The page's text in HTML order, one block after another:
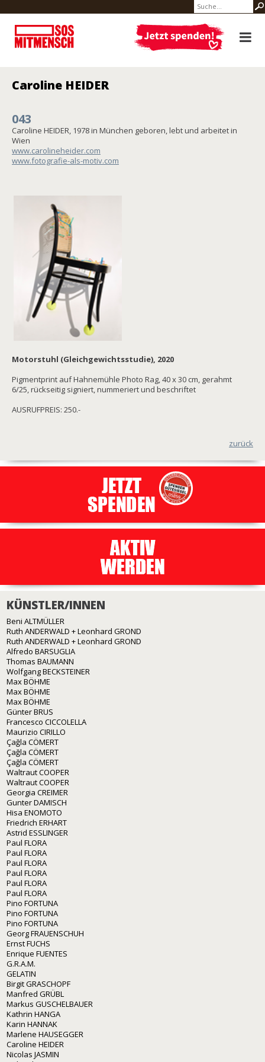
Caroline HEIDER
043
Caroline HEIDER, 1978 in München geboren, lebt und arbeitet in
Wien
www.carolineheider.com
www.fotografie-als-motiv.com
Motorstuhl (Gleichgewichtsstudie), 2020
Pigmentprint auf Hahnemühle Photo Rag, 40 x 30 cm, gerahmt
6/25, rückseitig signiert, nummeriert und beschriftet
AUSRUFPREIS: 250.-
zurück
KÜNSTLER/INNEN
Beni ALTMÜLLER
Ruth ANDERWALD + Leonhard GROND
Ruth ANDERWALD + Leonhard GROND
Alfredo BARSUGLIA
Thomas BAUMANN
Wolfgang BECKSTEINER
Max BÖHME
Max BÖHME
Max BÖHME
Günter BRUS
Francesco CICCOLELLA
Maurizio CIRILLO
Çağla CÖMERT
Çağla CÖMERT
Çağla CÖMERT
Waltraut COOPER
Waltraut COOPER
Georgia CREIMER
Gunter DAMISCH
Hisa ENOMOTO
Friedrich ERHART
Astrid ESSLINGER
Paul FLORA
Paul FLORA
Paul FLORA
Paul FLORA
Paul FLORA
Paul FLORA
Pino FORTUNA
Pino FORTUNA
Pino FORTUNA
Georg FRAUENSCHUH
Ernst FUCHS
Enrique FUENTES
G.R.A.M.
GELATIN
Birgit GRASCHOPF
Manfred GRÜBL
Markus GUSCHELBAUER
Kathrin HANGA
Karin HANNAK
Marlene HAUSEGGER
Caroline HEIDER
Nicolas JASMIN